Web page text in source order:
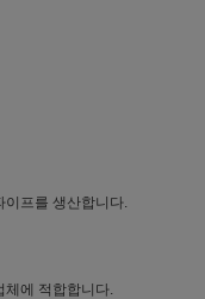
이프를 생산합니다.
체에 적합합니다.